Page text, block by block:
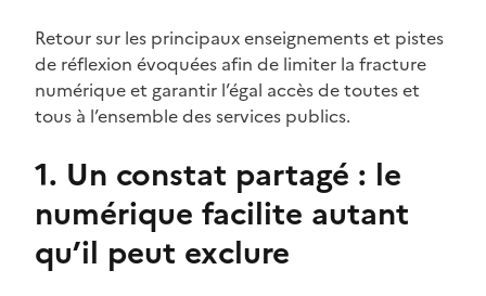
Retour sur les principaux enseignements et pistes
de réflexion évoquées afin de limiter la fracture
numérique et garantir l’égal accès de toutes et
tous à l’ensemble des services publics.
1. Un constat partagé : le
numérique facilite autant
qu’il peut exclure